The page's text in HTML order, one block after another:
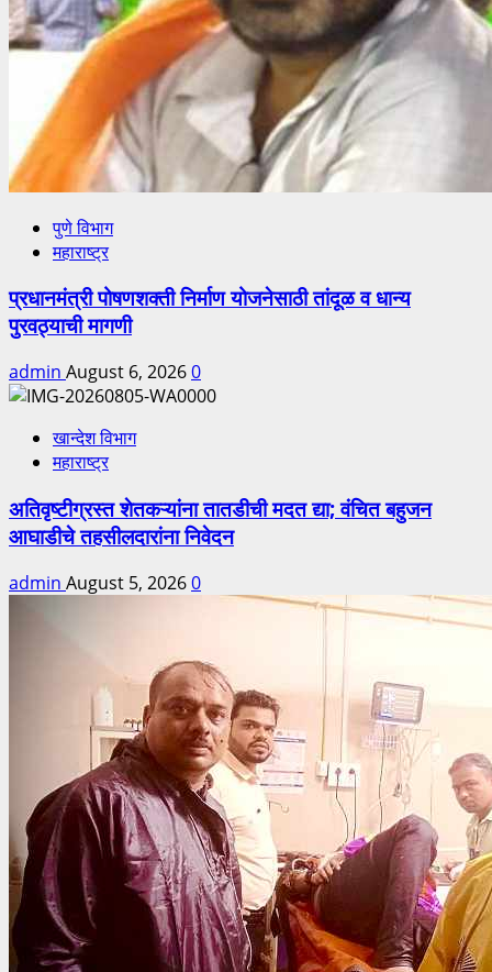
पुणे विभाग
महाराष्ट्र
प्रधानमंत्री पोषणशक्ती निर्माण योजनेसाठी तांदूळ व धान्य
पुरवठ्याची मागणी
admin August 6, 20260
खान्देश विभाग
महाराष्ट्र
अतिवृष्टीग्रस्त शेतकऱ्यांना तातडीची मदत द्या; वंचित बहुजन
आघाडीचे तहसीलदारांना निवेदन
admin August 5, 20260